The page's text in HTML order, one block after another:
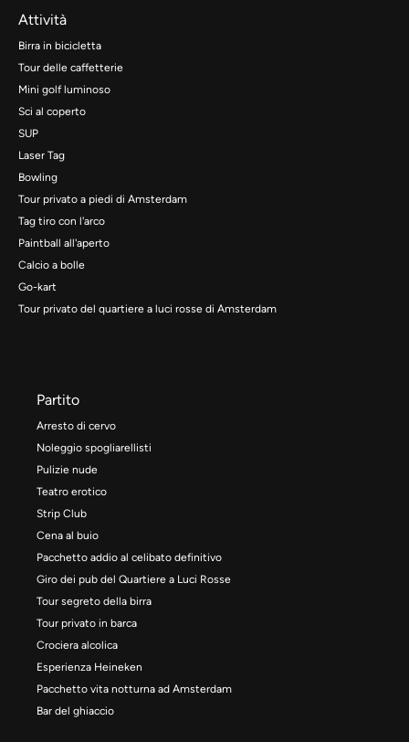
Attività
Birra in bicicletta
Tour delle caffetterie
Mini golf luminoso
Sci al coperto
SUP
Laser Tag
Bowling
Tour privato a piedi di Amsterdam
Tag tiro con l'arco
Paintball all'aperto
Calcio a bolle
Go-kart
Tour privato del quartiere a luci rosse di Amsterdam
Partito
Arresto di cervo
Noleggio spogliarellisti
Pulizie nude
Teatro erotico
Strip Club
Cena al buio
Pacchetto addio al celibato definitivo
Giro dei pub del Quartiere a Luci Rosse
Tour segreto della birra
Tour privato in barca
Crociera alcolica
Esperienza Heineken
Pacchetto vita notturna ad Amsterdam
Bar del ghiaccio